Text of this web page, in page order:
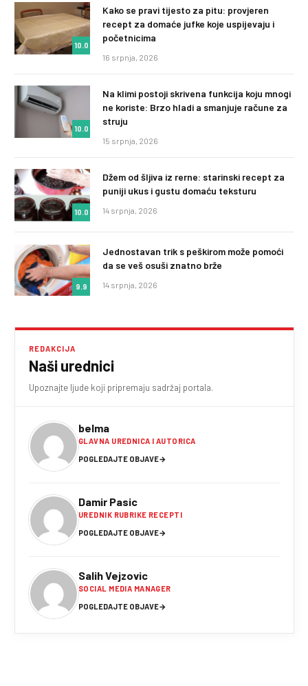
10.0
Kako se pravi tijesto za pitu: provjeren
recept za domaće jufke koje uspijevaju i
početnicima
16 srpnja, 2026
10.0
Na klimi postoji skrivena funkcija koju mnogi
ne koriste: Brzo hladi a smanjuje račune za
struju
15 srpnja, 2026
10.0
Džem od šljiva iz rerne: starinski recept za
puniji ukus i gustu domaću teksturu
14 srpnja, 2026
9.9
Jednostavan trik s peškirom može pomoći
da se veš osuši znatno brže
14 srpnja, 2026
REDAKCIJA
Naši urednici
Upoznajte ljude koji pripremaju sadržaj portala.
belma
GLAVNA UREDNICA I AUTORICA
POGLEDAJTE OBJAVE→
Damir Pasic
UREDNIK RUBRIKE RECEPTI
POGLEDAJTE OBJAVE→
Salih Vejzovic
SOCIAL MEDIA MANAGER
POGLEDAJTE OBJAVE→